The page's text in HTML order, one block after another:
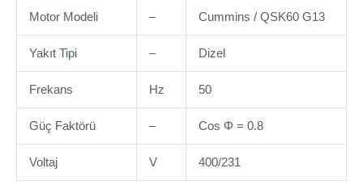
Motor Modeli – Cummins / QSK60 G13
Yakıt Tipi – Dizel
Frekans Hz 50
Güç Faktörü – Cos Φ = 0.8
Voltaj V 400/231